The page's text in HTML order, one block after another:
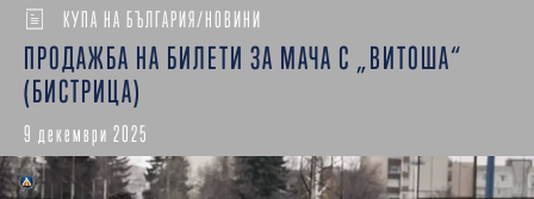
КУПА НА БЪЛГАРИЯ/НОВИНИ
ПРОДАЖБА НА БИЛЕТИ ЗА МАЧА С „ВИТОША“
(БИСТРИЦА)
9 декември 2025